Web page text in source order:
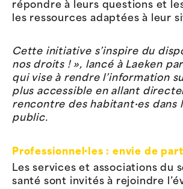
répondre à leurs questions et
les ressources adaptées à leur
Cette initiative s’inspire du
nos droits ! », lancé à Laeken par
qui vise à rendre l’information
plus accessible en allant
rencontre des habitant·es dans
public.
Professionnel·les : envie de
Les services et associations du
santé sont invités à rejoindre